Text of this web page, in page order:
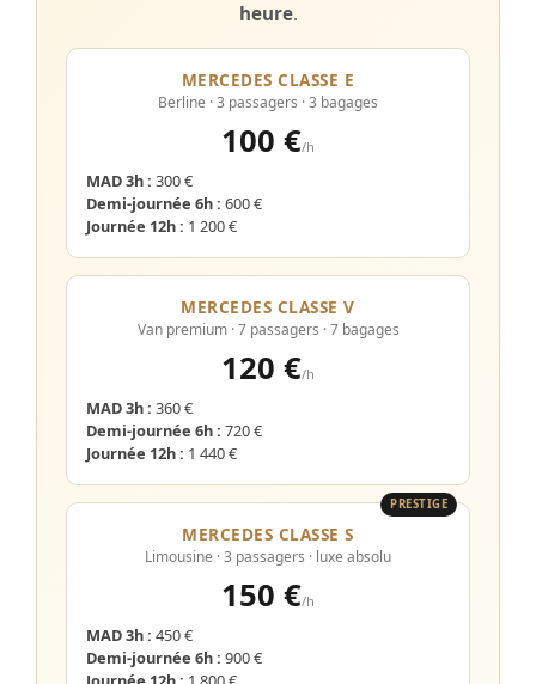
heure.
MERCEDES CLASSE E
Berline · 3 passagers · 3 bagages
100 €/h
MAD 3h : 300 €
Demi-journée 6h : 600 €
Journée 12h : 1 200 €
MERCEDES CLASSE V
Van premium · 7 passagers · 7 bagages
120 €/h
MAD 3h : 360 €
Demi-journée 6h : 720 €
Journée 12h : 1 440 €
PRESTIGE
MERCEDES CLASSE S
Limousine · 3 passagers · luxe absolu
150 €/h
MAD 3h : 450 €
Demi-journée 6h : 900 €